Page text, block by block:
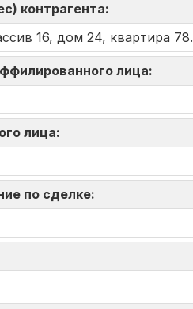
контрагента:
16, дом 24, квартира 78.
лица:
лица:
по сделке: